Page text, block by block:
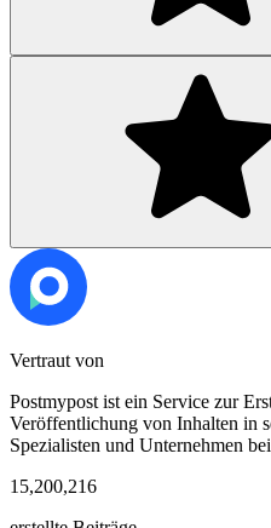
Vertraut von
Postmypost ist ein Service zur
Veröffentlichung von Inhalten in
Spezialisten und Unternehmen
15,200,216